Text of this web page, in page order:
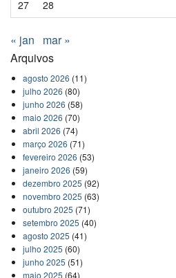
27
28
« jan
mar »
Arquivos
agosto 2026 (11)
julho 2026 (80)
junho 2026 (58)
maio 2026 (70)
abril 2026 (74)
março 2026 (71)
fevereiro 2026 (53)
janeiro 2026 (59)
dezembro 2025 (92)
novembro 2025 (63)
outubro 2025 (71)
setembro 2025 (40)
agosto 2025 (41)
julho 2025 (60)
junho 2025 (51)
maio 2025 (64)